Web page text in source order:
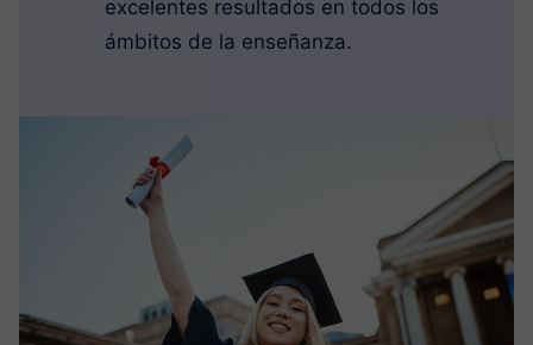
excelentes resultados en todos los
ámbitos de la enseñanza.